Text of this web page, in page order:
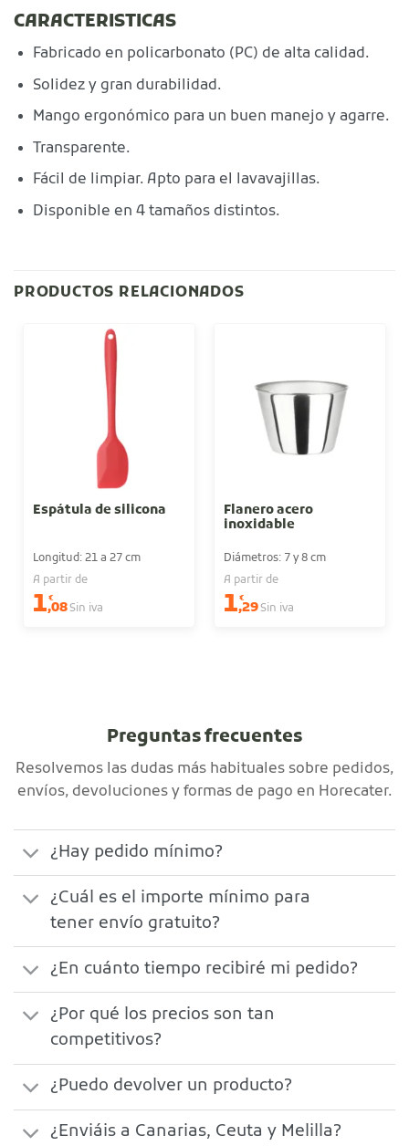
CARACTERISTICAS
Fabricado en policarbonato (PC) de alta calidad.
Solidez y gran durabilidad.
Mango ergonómico para un buen manejo y agarre.
Transparente.
Fácil de limpiar. Apto para el lavavajillas.
Disponible en 4 tamaños distintos.
PRODUCTOS RELACIONADOS
Espátula de silicona
Longitud: 21 a 27 cm
A partir de
1€
,08Sin iva
Flanero acero
inoxidable
Diámetros: 7 y 8 cm
A partir de
1€
,29Sin iva
Preguntas frecuentes
Resolvemos las dudas más habituales sobre pedidos,
envíos, devoluciones y formas de pago en Horecater.
¿Hay pedido mínimo?
¿Cuál es el importe mínimo para
tener envío gratuito?
¿En cuánto tiempo recibiré mi pedido?
¿Por qué los precios son tan
competitivos?
¿Puedo devolver un producto?
¿Enviáis a Canarias, Ceuta y Melilla?